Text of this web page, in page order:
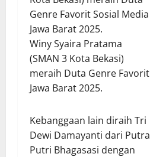
Genre Favorit Sosial Media
Jawa Barat 2025.
Winy Syaira Pratama
(SMAN 3 Kota Bekasi)
meraih Duta Genre Favorit
Jawa Barat 2025.
Kebanggaan lain diraih Tri
Dewi Damayanti dari Putra
Putri Bhagasasi dengan